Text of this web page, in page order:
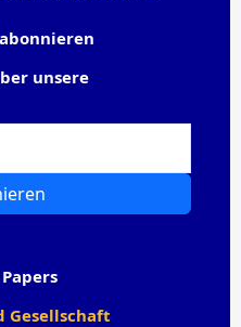
unsere
Gesellschaft